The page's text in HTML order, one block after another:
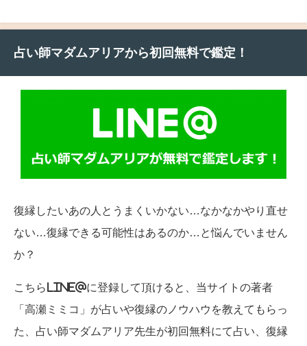
占い師マダムアリアから初回無料で鑑定！
復縁したいあの人とうまくいかない…なかなかやり直せ
ない…復縁できる可能性はあるのか…と悩んでいません
か？
こちらLINE@に登録して頂けると、当サイトの著者
「高瀬ミミコ」が占いや復縁のノウハウを教えてもらっ
た、占い師マダムアリア先生が初回無料にて占い、復縁